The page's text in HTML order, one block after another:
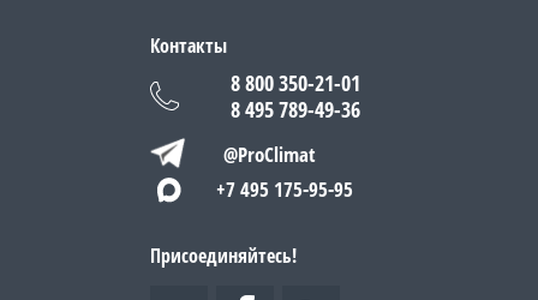
Контакты
8 800 350-21-01
8 495 789-49-36
@ProClimat
+7 495 175-95-95
Присоединяйтесь!